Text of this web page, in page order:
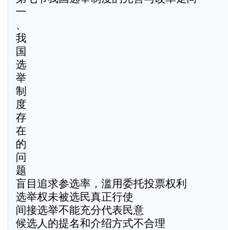
一
、
我
国
选
举
制
度
存
在
的
问
题
盲目追求参选率，滥用委托投票权利
选举权未被选民真正行使
间接选举不能充分代表民意
候选人的提名和介绍方式不合理